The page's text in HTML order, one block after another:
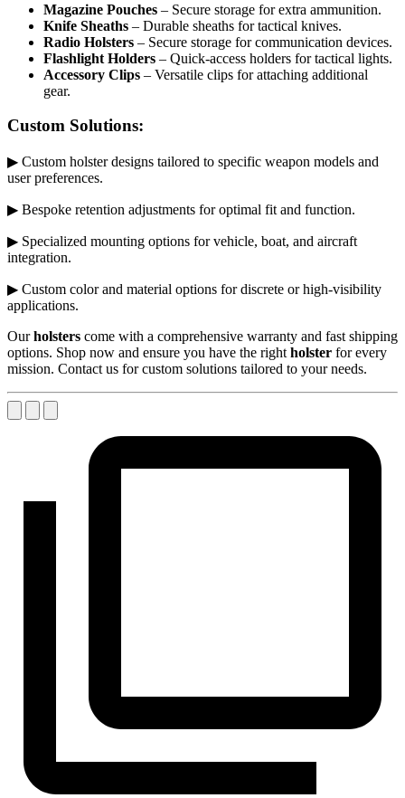
Magazine Pouches – Secure storage for extra ammunition.
Knife Sheaths – Durable sheaths for tactical knives.
Radio Holsters – Secure storage for communication devices.
Flashlight Holders – Quick-access holders for tactical lights.
Accessory Clips – Versatile clips for attaching additional
gear.
Custom Solutions:
▶ Custom holster designs tailored to specific weapon models and
user preferences.
▶ Bespoke retention adjustments for optimal fit and function.
▶ Specialized mounting options for vehicle, boat, and aircraft
integration.
▶ Custom color and material options for discrete or high-visibility
applications.
Ourholsters come with a comprehensive warranty and fast shipping
options. Shop now and ensure you have the right holster for every
mission. Contact us for custom solutions tailored to your needs.